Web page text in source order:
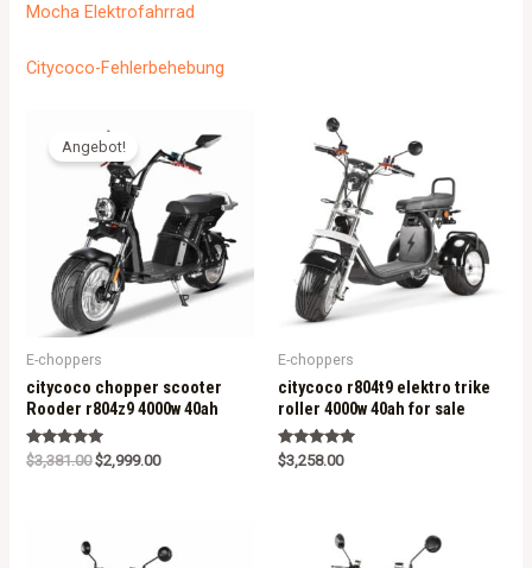
Mocha Elektrofahrrad
Citycoco-Fehlerbehebung
Angebot!
E-choppers
citycoco chopper scooter
Rooder r804z9 4000w 40ah
Rated
5.00
$3,381.00 $2,999.00
E-choppers
citycoco r804t9 elektro trike
roller 4000w 40ah for sale
Rated
5.00
$3,258.00